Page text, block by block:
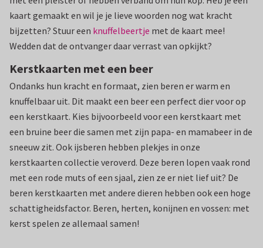
kaart gemaakt en wil je je lieve woorden nog wat kracht
bijzetten? Stuur een knuffelbeertje met de kaart mee!
Wedden dat de ontvanger daar verrast van opkijkt?
Kerstkaarten met een beer
Ondanks hun kracht en formaat, zien beren er warm en
knuffelbaar uit. Dit maakt een beer een perfect dier voor op
een kerstkaart. Kies bijvoorbeeld voor een kerstkaart met
een bruine beer die samen met zijn papa- en mamabeer in de
sneeuw zit. Ook ijsberen hebben plekjes in onze
kerstkaarten collectie veroverd. Deze beren lopen vaak rond
met een rode muts of een sjaal, zien ze er niet lief uit? De
beren kerstkaarten met andere dieren hebben ook een hoge
schattigheidsfactor. Beren, herten, konijnen en vossen: met
kerst spelen ze allemaal samen!